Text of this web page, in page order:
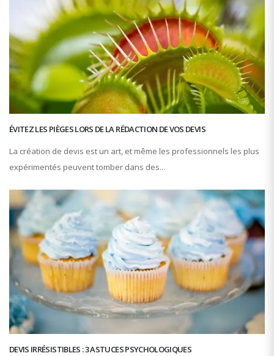
ÉVITEZ LES PIÈGES LORS DE LA RÉDACTION DE VOS DEVIS
La création de devis est un art, et même les professionnels les plus
expérimentés peuvent tomber dans des...
DEVIS IRRÉSISTIBLES : 3 ASTUCES PSYCHOLOGIQUES